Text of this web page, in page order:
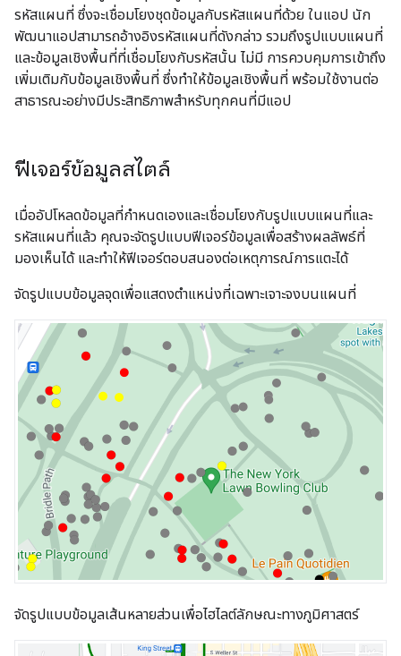
รหัสแผนที่ ซึ่งจะเชื่อมโยงชุดข้อมูลกับรหัสแผนที่ด้วย ในแอป นัก
พัฒนาแอปสามารถอ้างอิงรหัสแผนที่ดังกล่าว รวมถึงรูปแบบแผนที่
และข้อมูลเชิงพื้นที่ที่เชื่อมโยงกับรหัสนั้น ไม่มี การควบคุมการเข้าถึง
เพิ่มเติมกับข้อมูลเชิงพื้นที่ ซึ่งทําให้ข้อมูลเชิงพื้นที่ พร้อมใช้งานต่อ
สาธารณะอย่างมีประสิทธิภาพสําหรับทุกคนที่มีแอป
ฟีเจอร์ข้อมูลสไตล์
เมื่ออัปโหลดข้อมูลที่กำหนดเองและเชื่อมโยงกับรูปแบบแผนที่และ
รหัสแผนที่แล้ว คุณจะจัดรูปแบบฟีเจอร์ข้อมูลเพื่อสร้างผลลัพธ์ที่
มองเห็นได้ และทำให้ฟีเจอร์ตอบสนองต่อเหตุการณ์การแตะได้
จัดรูปแบบข้อมูลจุดเพื่อแสดงตำแหน่งที่เฉพาะเจาะจงบนแผนที่
จัดรูปแบบข้อมูลเส้นหลายส่วนเพื่อไฮไลต์ลักษณะทางภูมิศาสตร์